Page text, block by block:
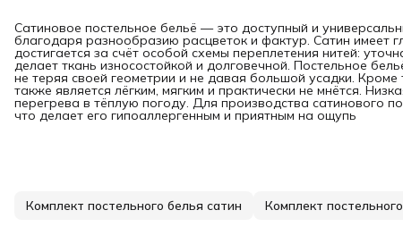
Сатиновое постельное бельё — это доступный и
благодаря разнообразию расцветок и фактур. Сатин имеет
достигается за счёт особой схемы переплетения нитей:
делает ткань износостойкой и долговечной. Постельное
не теряя своей геометрии и не давая большой усадки.
также является лёгким, мягким и практически не мнётся.
перегрева в тёплую погоду. Для производства сатинового
что делает его гипоаллергенным и приятным на ощупь
Комплект постельного белья сатин